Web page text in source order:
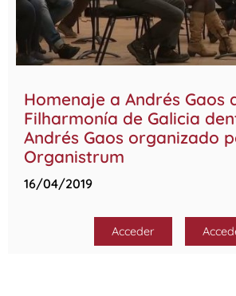
Homenaje a Andrés Gaos
Filharmonía de Galicia
Andrés Gaos organizado
Organistrum
16/04/2019
Acceder